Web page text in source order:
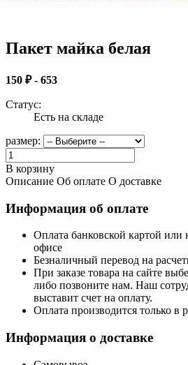
Пакет майка белая
150 ₽ - 653
Статус:
Есть на складе
размер:
В корзину
Описание Об оплате О доставке
Информация об оплате
Оплата банковской картой
офисе
Безналичный перевод на
При заказе товара на сайте
либо позвоните нам. Наш
выставит счет на оплату.
Оплата производится только в
Информация о доставке